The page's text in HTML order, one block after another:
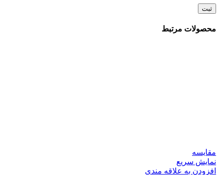
محصولات مرتبط
مقايسه
نمایش سریع
افزودن به علاقه مندی